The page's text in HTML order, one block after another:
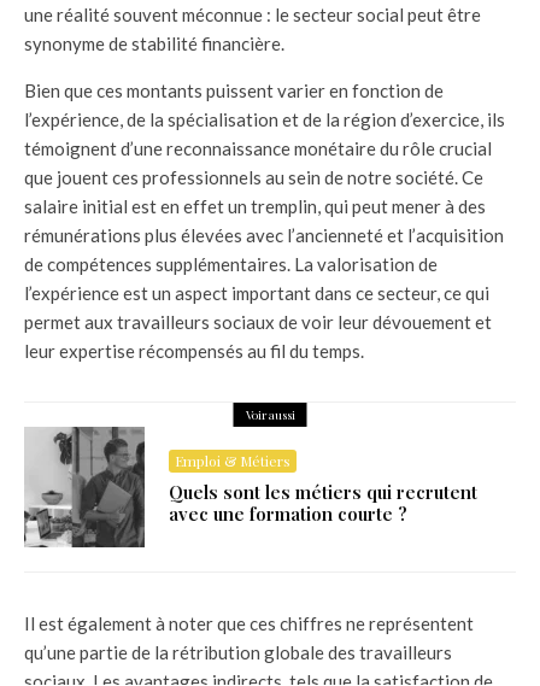
une réalité souvent méconnue : le secteur social peut être
synonyme de stabilité financière.
Bien que ces montants puissent varier en fonction de
l’expérience, de la spécialisation et de la région d’exercice, ils
témoignent d’une reconnaissance monétaire du rôle crucial
que jouent ces professionnels au sein de notre société. Ce
salaire initial est en effet un tremplin, qui peut mener à des
rémunérations plus élevées avec l’ancienneté et l’acquisition
de compétences supplémentaires. La valorisation de
l’expérience est un aspect important dans ce secteur, ce qui
permet aux travailleurs sociaux de voir leur dévouement et
leur expertise récompensés au fil du temps.
Voir aussi
Emploi & Métiers
Quels sont les métiers qui recrutent
avec une formation courte ?
Il est également à noter que ces chiffres ne représentent
qu’une partie de la rétribution globale des travailleurs
sociaux. Les avantages indirects, tels que la satisfaction de